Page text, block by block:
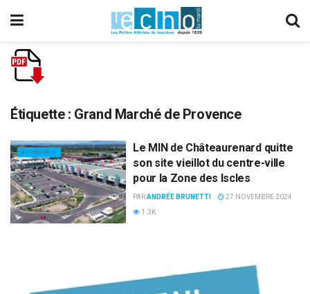
Étiquette : Grand Marché de Provence
ECONOMIE
Le MIN de Châteaurenard quitte
son site vieillot du centre-ville
pour la Zone des Iscles
PARANDRÉE BRUNETTI
27 NOVEMBRE 2024
1.3K